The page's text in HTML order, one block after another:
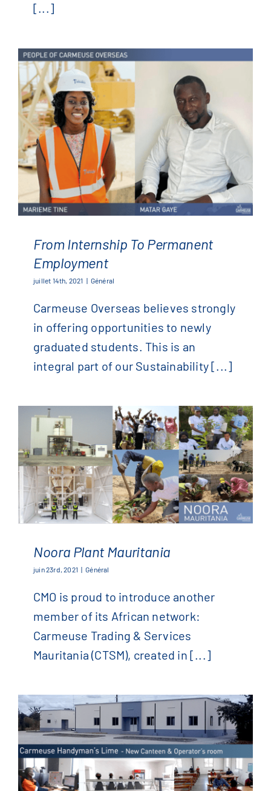
[...]
From Internship To Permanent
Employment
From Internship To Permanent
Employment
juillet 14th, 2021 | Général
Carmeuse Overseas believes strongly
in offering opportunities to newly
graduated students. This is an
integral part of our Sustainability [...]
Noora Plant Mauritania
Noora Plant Mauritania
juin 23rd, 2021 | Général
CMO is proud to introduce another
member of its African network:
Carmeuse Trading & Services
Mauritania (CTSM), created in [...]